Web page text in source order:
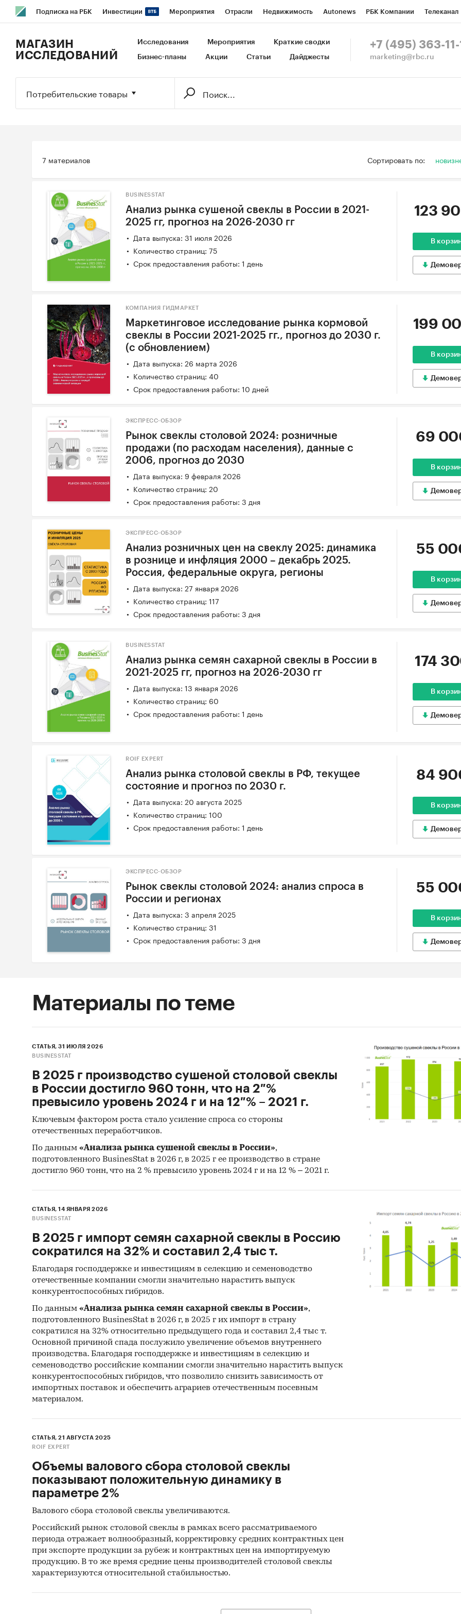
Подписка на РБК Инвестиции Мероприятия Отрасли Недвижимость Autonews РБК Компании Телеканал
Исследования Кредитные рейтинги Франшизы Газета Спецпроекты СПб Конференции СПб Спецпроекты
МАГАЗИН
ИССЛЕДОВАНИЙ
Исследования Мероприятия Краткие сводки
Бизнес-планы Акции Статьи Дайджесты
+7 (495) 363-11-
marketing@rbc.ru
Потребительские товары
Сортировать по:
7 материалов
BUSINESSTAT
Анализ рынка сушеной свеклы в России в 2021-
2025 гг, прогноз на 2026-2030 гг
Дата выпуска: 31 июля 2026
Количество страниц: 75
Срок предоставления работы: 1 день
123
В
КОМПАНИЯ ГИДМАРКЕТ
Маркетинговое исследование рынка кормовой
свеклы в России 2021-2025 гг., прогноз до 2030 г.
(с обновлением)
Дата выпуска: 26 марта 2026
Количество страниц: 40
Срок предоставления работы: 10 дней
199
В
ЭКСПРЕСС-ОБЗОР
Рынок свеклы столовой 2024: розничные
продажи (по расходам населения), данные с
2006, прогноз до 2030
Дата выпуска: 9 февраля 2026
Количество страниц: 20
Срок предоставления работы: 3 дня
69
В
ЭКСПРЕСС-ОБЗОР
Анализ розничных цен на свеклу 2025: динамика
в рознице и инфляция 2000 – декабрь 2025.
Россия, федеральные округа, регионы
Дата выпуска: 27 января 2026
Количество страниц: 117
Срок предоставления работы: 3 дня
55
В
BUSINESSTAT
Анализ рынка семян сахарной свеклы в России в
2021-2025 гг, прогноз на 2026-2030 гг
Дата выпуска: 13 января 2026
Количество страниц: 60
Срок предоставления работы: 1 день
174
В
ROIF EXPERT
Анализ рынка столовой свеклы в РФ, текущее
состояние и прогноз по 2030 г.
Дата выпуска: 20 августа 2025
Количество страниц: 100
Срок предоставления работы: 1 день
84
В
ЭКСПРЕСС-ОБЗОР
Рынок свеклы столовой 2024: анализ спроса в
России и регионах
Дата выпуска: 3 апреля 2025
Количество страниц: 31
Срок предоставления работы: 3 дня
55
В
Материалы по теме
СТАТЬЯ, 31 ИЮЛЯ 2026
BUSINESSTAT
В 2025 г производство сушеной столовой свеклы
в России достигло 960 тонн, что на 2 %
превысило уровень 2024 г и на 12 % – 2021 г.
Ключевым фактором роста стало усиление спроса со стороны
отечественных переработчиков.
По данным «Анализа рынка сушеной свеклы в России»,
подготовленного BusinesStat в 2026 г, в 2025 г ее производство в стране
достигло 960 тонн, что на 2 % превысило уровень 2024 г и на 12 % – 2021 г.
СТАТЬЯ, 14 ЯНВАРЯ 2026
BUSINESSTAT
В 2025 г импорт семян сахарной свеклы в Россию
сократился на 32% и составил 2,4 тыс т.
Благодаря господдержке и инвестициям в селекцию и семеноводство
отечественные компании смогли значительно нарастить выпуск
конкурентоспособных гибридов.
По данным «Анализа рынка семян сахарной свеклы в России»,
подготовленного BusinesStat в 2026 г, в 2025 г их импорт в страну
сократился на 32% относительно предыдущего года и составил 2,4 тыс т.
Основной причиной спада послужило увеличение объемов внутреннего
производства. Благодаря господдержке и инвестициям в селекцию и
семеноводство российские компании смогли значительно нарастить выпуск
конкурентоспособных гибридов, что позволило снизить зависимость от
импортных поставок и обеспечить аграриев отечественным посевным
материалом.
СТАТЬЯ, 21 АВГУСТА 2025
ROIF EXPERT
Объемы валового сбора столовой свеклы
показывают положительную динамику в
параметре 2%
Валового сбора столовой свеклы увеличиваются.
Российский рынок столовой свеклы в рамках всего рассматриваемого
периода отражает волнообразный, корректировку средних контрактных цен
при экспорте продукции за рубеж и контрактных цен на импортируемую
продукцию. В то же время средние цены производителей столовой свеклы
характеризуются относительной стабильностью.